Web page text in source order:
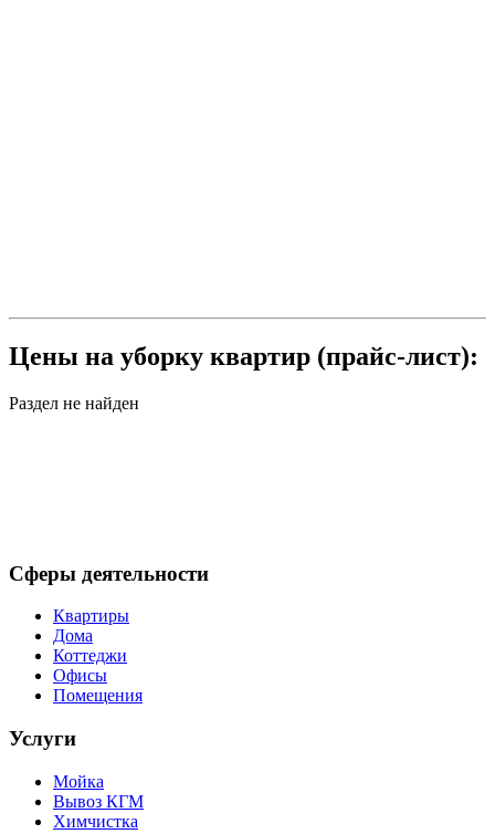
Цены на уборку квартир (прайс-лист):
Раздел не найден
Сферы деятельности
Квартиры
Дома
Коттеджи
Офисы
Помещения
Услуги
Мойка
Вывоз КГМ
Химчистка